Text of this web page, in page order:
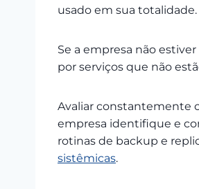
usado em sua
Se a empresa não
por serviços que não
Avaliar constantemente
empresa identifique e
rotinas de backup e
sistêmicas.